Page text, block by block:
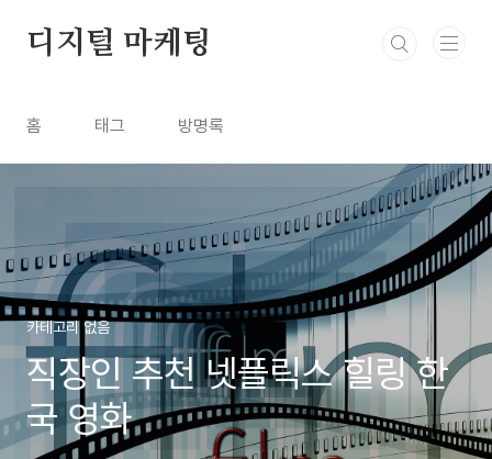
디지털 마케팅
홈 태그 방명록
카테고리 없음
직장인 추천 넷플릭스 힐링 한
국 영화